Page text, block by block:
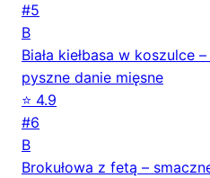
#5
B
Biała kiełbasa w koszulce
pyszne danie mięsne
⭐ 4.9
#6
B
Brokułowa z fetą –